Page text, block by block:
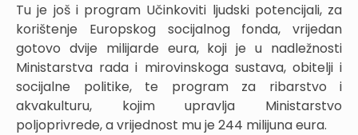
Tu je još i program Učinkoviti ljudski potencijali, za
korištenje Europskog socijalnog fonda, vrijedan
gotovo dvije milijarde eura, koji je u nadležnosti
Ministarstva rada i mirovinskoga sustava, obitelji i
socijalne politike, te program za ribarstvo i
akvakulturu, kojim upravlja Ministarstvo
poljoprivrede, a vrijednost mu je 244 milijuna eura.